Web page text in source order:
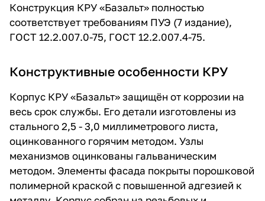
Конструкция КРУ «Базальт» полностью
соответствует требованиям ПУЭ (7 издание),
ГОСТ 12.2.007.0-75, ГОСТ 12.2.007.4-75.
Конструктивные особенности КРУ
Корпус КРУ «Базальт» защищён от коррозии на
весь срок службы. Его детали изготовлены из
стального 2,5 - 3,0 миллиметрового листа,
оцинкованного горячим методом. Узлы
механизмов оцинкованы гальваническим
методом. Элементы фасада покрыты порошковой
полимерной краской с повышенной адгезией к